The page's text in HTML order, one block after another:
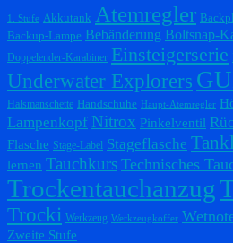
1. Stufe Akkutank Atemregler
Backup-Lampe Bebänderung Boltsnap-
Doppelender-Karabiner Einsteigerserie
Underwater Explorers
Halsmanschette Handschuhe Haupt-Atemregler
Lampenkopf Nitrox Pinkelventil
Flasche Stage-Label Stageflasche
lernen Tauchkurs Technisches
Trockentauchanzug
Trocki Werkzeug Werkzeugkoffer
Zweite Stufe